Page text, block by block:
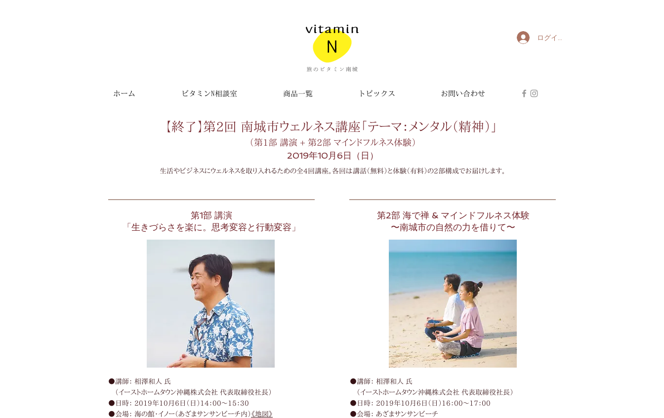
ホーム ビタミンN相談室 商品一覧 トピックス お問い合わせ
ログイン
【終了】第2回 南城市ウェルネス講座「テーマ：メンタル（精神）」
（第1部 講演 + 第2部 マインドフルネス体験）
2019年10月6日（日）
生活やビジネスにウェルネスを取り入れるための全4回講座。各回は講話（無料）と体験（有料）の2部構成でお届けします。
第1部 講演
「生きづらさを楽に。思考変容と行動変容」
●講師： 相澤和人 氏
（イーストホームタウン沖縄株式会社 代表取締役社長）
●日時： 2019年10月6日（日）14：00～15：30
●会場： 海の館・イノー（あざまサンサンビーチ内） 《地図》
第2部 海で禅 & マインドフルネス体験
〜南城市の自然の力を借りて〜
●講師： 相澤和人 氏
（イーストホームタウン沖縄株式会社 代表取締役社長）
●日時： 2019年10月6日（日）16：00～17：00
●会場： あざまサンサンビーチ